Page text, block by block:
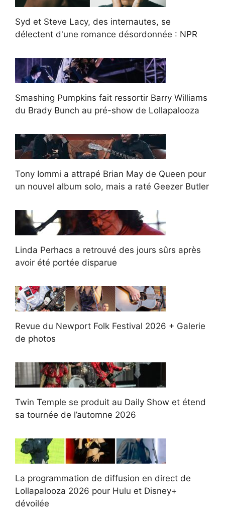
Syd et Steve Lacy, des internautes, se
délectent d'une romance désordonnée : NPR
Smashing Pumpkins fait ressortir Barry Williams
du Brady Bunch au pré-show de Lollapalooza
Tony Iommi a attrapé Brian May de Queen pour
un nouvel album solo, mais a raté Geezer Butler
Linda Perhacs a retrouvé des jours sûrs après
avoir été portée disparue
Revue du Newport Folk Festival 2026 + Galerie
de photos
Twin Temple se produit au Daily Show et étend
sa tournée de l’automne 2026
La programmation de diffusion en direct de
Lollapalooza 2026 pour Hulu et Disney+
dévoilée